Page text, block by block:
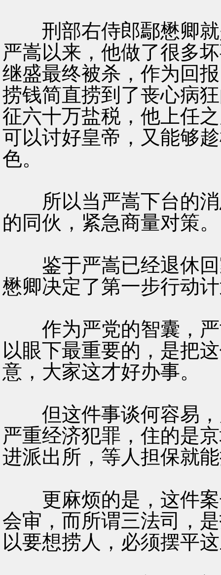
刑部右侍郎鄢懋卿就
严嵩以来，他做了很多
继盛最终被杀，作为回
捞钱简直捞到了丧心病
征六十万盐税，他上任
可以讨好皇帝，又能够
色。
所以当严嵩下台的消
的同伙，紧急商量对策。
鉴于严嵩已经退休回
懋卿决定了第一步行动
作为严党的智囊，严
以眼下最重要的，是把
意，大家这才好办事。
但这件事谈何容易，
严重经济犯罪，住的是
进派出所，等人担保就
更麻烦的是，这件案
会审，而所谓三法司，
以要想捞人，必须摆平